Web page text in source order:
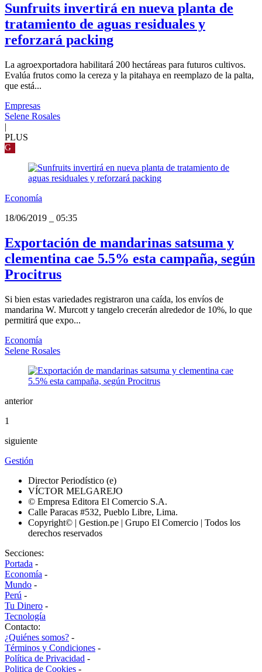
Sunfruits invertirá en nueva planta de
tratamiento de aguas residuales y
reforzará packing
La agroexportadora habilitará 200 hectáreas para futuros cultivos.
Evalúa frutos como la cereza y la pitahaya en reemplazo de la palta,
que está...
Empresas
Selene Rosales
|
PLUS
G
Economía
18/06/2019
05:35
Exportación de mandarinas satsuma y
clementina cae 5.5% esta campaña, según
Procitrus
Si bien estas variedades registraron una caída, los envíos de
mandarina W. Murcott y tangelo crecerán alrededor de 10%, lo que
permitirá que expo...
Economía
Selene Rosales
anterior
1
siguiente
Gestión
Director Periodístico (e)
VÍCTOR MELGAREJO
© Empresa Editora El Comercio S.A.
Calle Paracas #532, Pueblo Libre, Lima.
Copyright© | Gestion.pe | Grupo El Comercio | Todos los
derechos reservados
Secciones:
Portada -
Economía -
Mundo -
Perú -
Tu Dinero -
Tecnología
Contacto:
¿Quiénes somos? -
Términos y Condiciones -
Política de Privacidad -
Politica de Cookies -